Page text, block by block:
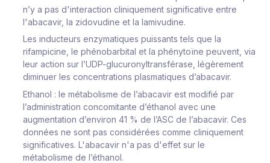
n’y a pas d'interaction cliniquement significative entre
l'abacavir, la zidovudine et la lamivudine.
Les inducteurs enzymatiques puissants tels que la
rifampicine, le phénobarbital et la phénytoïne peuvent, via
leur action sur l’UDP-glucuronyltransférase, légèrement
diminuer les concentrations plasmatiques d’abacavir.
Ethanol : le métabolisme de l’abacavir est modifié par
l’administration concomitante d’éthanol avec une
augmentation d’environ 41 % de l’ASC de l’abacavir. Ces
données ne sont pas considérées comme cliniquement
significatives. L'abacavir n'a pas d'effet sur le
métabolisme de l’éthanol.